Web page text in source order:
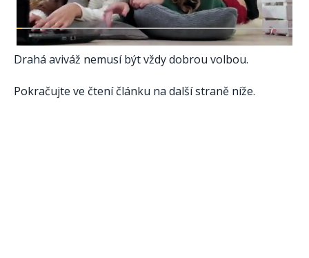
Drahá aviváž nemusí být vždy dobrou volbou.
Pokračujte ve čtení článku na další straně níže.